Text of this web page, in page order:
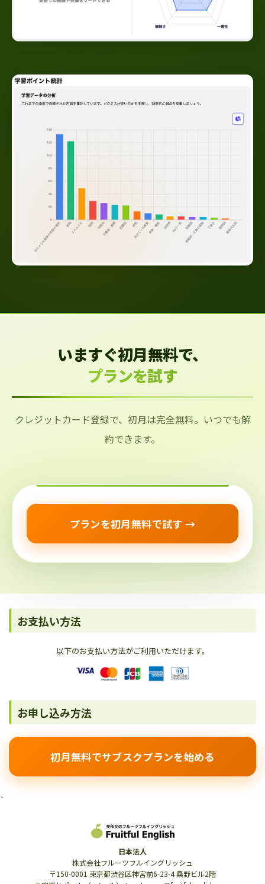
いますぐ初月無料で、
プランを試す
クレジットカード登録で、初月は完全無料。いつでも解
約できます。
プランを初月無料で試す →
お支払い方法
以下のお支払い方法がご利用いただけます。
お申し込み方法
初月無料でサブスクプランを始める
`
日本法人
株式会社フルーツフルイングリッシュ
〒150-0001 東京都渋谷区神宮前6-23-4 桑野ビル2階